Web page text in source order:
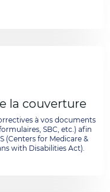
la couverture
à vos documents
SBC, etc.) afin
(Centers for Medicare &
with Disabilities Act).